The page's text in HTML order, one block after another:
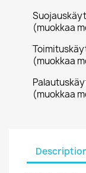
(muokkaa
(muokkaa
(muokkaa